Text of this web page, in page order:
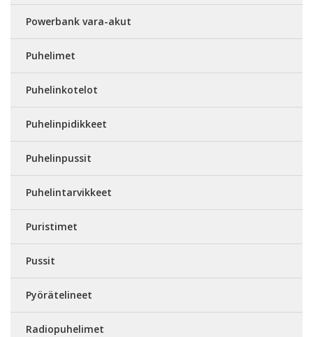
Powerbank vara-akut
Puhelimet
Puhelinkotelot
Puhelinpidikkeet
Puhelinpussit
Puhelintarvikkeet
Puristimet
Pussit
Pyörätelineet
Radiopuhelimet